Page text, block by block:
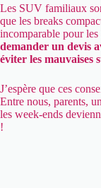
Les SUV familiaux
que les breaks
incomparable pour
demander un devis
éviter les mauvaises
J’espère que ces
Entre nous, parents,
les week-ends
!